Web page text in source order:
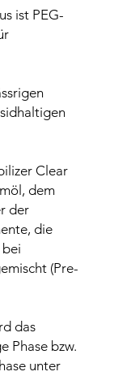
ist PEG-
Clear
dem
der
die
(Pre-
das
Phase bzw.
unter